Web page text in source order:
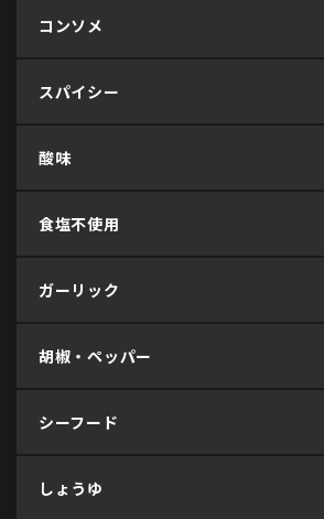
コンソメ
スパイシー
酸味
食塩不使用
ガーリック
胡椒・ペッパー
シーフード
しょうゆ